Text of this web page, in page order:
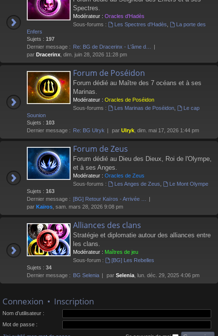
Spectres.
Modérateur : Oracles d'Hadès
Sous-forums :
Les Spectres d'Hadès
La porte des
Enfers
Sujets : 197
Dernier message : Re: BG de Dracerinx - L'âme d…
par Dracerinx , dim. juin 28, 2026 11:28 pm
Forum de Poséidon
Forum dédié au Maître des 7 océans et à ses
Marinas.
Modérateur : Oracles de Poséidon
Sous-forums :
Les Marinas de Poséidon,
Le cap
Sounion
Sujets : 103
Dernier message : Re: BG Ulryk par Ulryk , dim. mai 17, 2026 1:44 pm
Forum de Zeus
Forum dédié au Dieu des Dieux, Roi de l'Olympe,
et à ses Anges.
Modérateur : Oracles de Zeus
Sous-forums :
Les Anges de Zeus
Le Mont Olympe
Sujets : 163
Dernier message : [BG] Retour Kaïros - Arrivée …
par Kaïros , sam. mars 28, 2026 9:08 pm
Alliances des clans
Stratégie et diplomatie autour des alliances entre
les clans.
Modérateur : Maîtres de jeu
Sous-forum :
[BG] Les Rebelles
Sujets : 34
Dernier message : BG Selenia par Selenia , lun. déc. 29, 2025 4:06 pm
Connexion • Inscription
Nom d’utilisateur :
Mot de passe :